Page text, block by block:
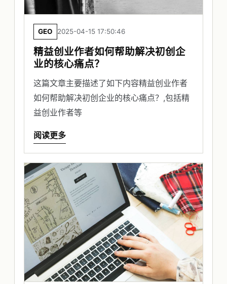
GEO 2025-04-15 17:50:46
精益创业作者如何帮助解决初创企
业的核心痛点？
这篇文章主要描述了如下内容精益创业作者
如何帮助解决初创企业的核心痛点？,包括精
益创业作者等
阅读更多